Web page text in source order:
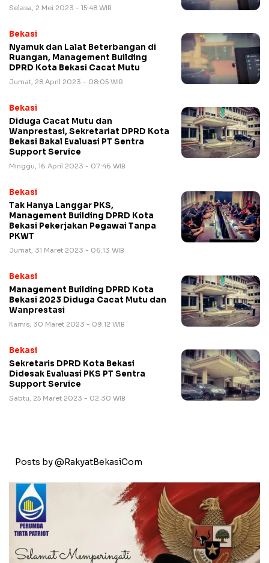
Selasa, 2 Mei 2023 - 15:48 WIB
Bekasi
Nyamuk dan Lalat Beterbangan di
Ruangan, Management Building
DPRD Kota Bekasi Cacat Mutu
Jumat, 28 April 2023 - 08:05 WIB
Bekasi
Diduga Cacat Mutu dan
Wanprestasi, Sekretariat DPRD Kota
Bekasi Bakal Evaluasi PT Sentra
Support Service
Minggu, 16 April 2023 - 07:46 WIB
Bekasi
Tak Hanya Langgar PKS,
Management Building DPRD Kota
Bekasi Pekerjakan Pegawai Tanpa
PKWT
Jumat, 31 Maret 2023 - 06:13 WIB
Bekasi
Management Building DPRD Kota
Bekasi 2023 Diduga Cacat Mutu dan
Wanprestasi
Kamis, 30 Maret 2023 - 09:12 WIB
Bekasi
Sekretaris DPRD Kota Bekasi
Didesak Evaluasi PKS PT Sentra
Support Service
Sabtu, 25 Maret 2023 - 02:30 WIB
Posts by @RakyatBekasiCom